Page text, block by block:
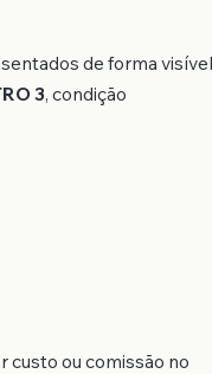
de forma visível
3, condição
custo ou comissão no